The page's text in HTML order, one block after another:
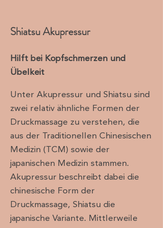
Shiatsu Akupressur
Hilft bei Kopfschmerzen und
Übelkeit
Unter Akupressur und Shiatsu sind
zwei relativ ähnliche Formen der
Druckmassage zu verstehen, die
aus der Traditionellen Chinesischen
Medizin (TCM) sowie der
japanischen Medizin stammen.
Akupressur beschreibt dabei die
chinesische Form der
Druckmassage, Shiatsu die
japanische Variante. Mittlerweile